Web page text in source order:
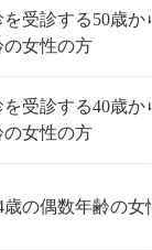
受診する50歳か
の女性の方
受診する40歳か
の女性の方
歳の偶数年齢の女